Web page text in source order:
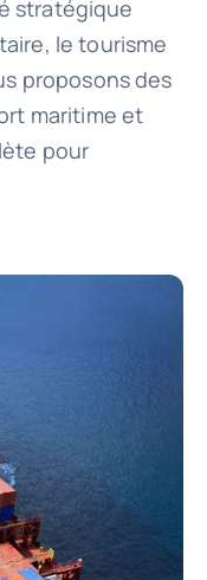
stratégique
le tourisme
proposons des
maritime et
pour